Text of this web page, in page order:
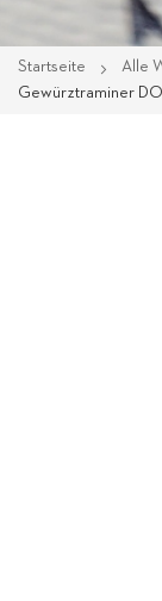
Startseite Alle
Gewürztraminer